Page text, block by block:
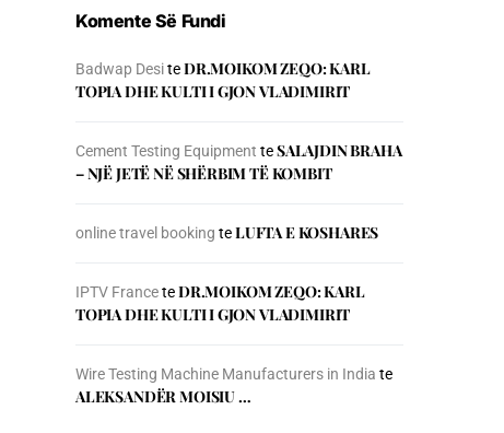
Komente Së Fundi
Badwap DesiteDR.MOIKOM ZEQO: KARL
TOPIA DHE KULTI I GJON VLADIMIRIT
Cement Testing Equipment teSALAJDIN BRAHA
– NJЁ JETЁ NЁ SHЁRBIM TЁ KOMBIT
online travel booking teLUFTA E KOSHARES
IPTV FranceteDR.MOIKOM ZEQO: KARL
TOPIA DHE KULTI I GJON VLADIMIRIT
Wire Testing Machine Manufacturers in India te
ALEKSANDËR MOISIU …